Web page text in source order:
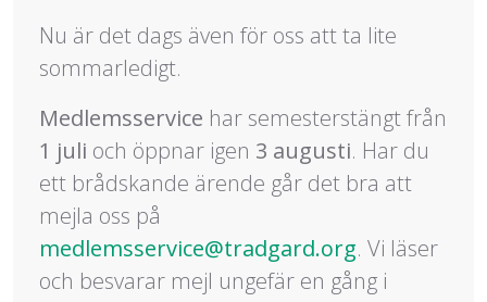
Nu är det dags även för oss att ta lite
sommarledigt.
Medlemsservice har semesterstängt från
1 juli och öppnar igen 3 augusti. Har du
ett brådskande ärende går det bra att
mejla oss på
medlemsservice@tradgard.org. Vi läser
och besvarar mejl ungefär en gång i